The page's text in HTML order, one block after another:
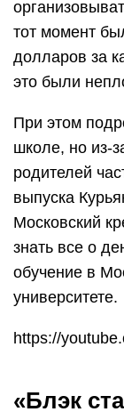
тот момент
долларов за
это были
При этом
школе, но из-
родителей
выпуска
Московский
знать все о
обучение в
университете.
https://
«Блэк